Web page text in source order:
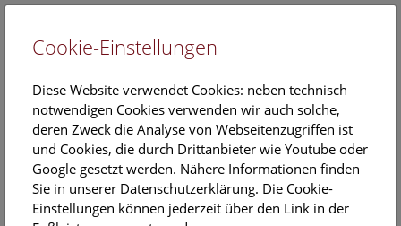
EN
Entdecke die Eiszeit
Cookie-Einstellungen
Diese Website verwendet Cookies: neben technisch
notwendigen Cookies verwenden wir auch solche,
deren Zweck die Analyse von Webseitenzugriffen ist
und Cookies, die durch Drittanbieter wie Youtube oder
Google gesetzt werden. Nähere Informationen finden
Sie in unserer Datenschutzerklärung. Die Cookie-
Einstellungen können jederzeit über den Link in der